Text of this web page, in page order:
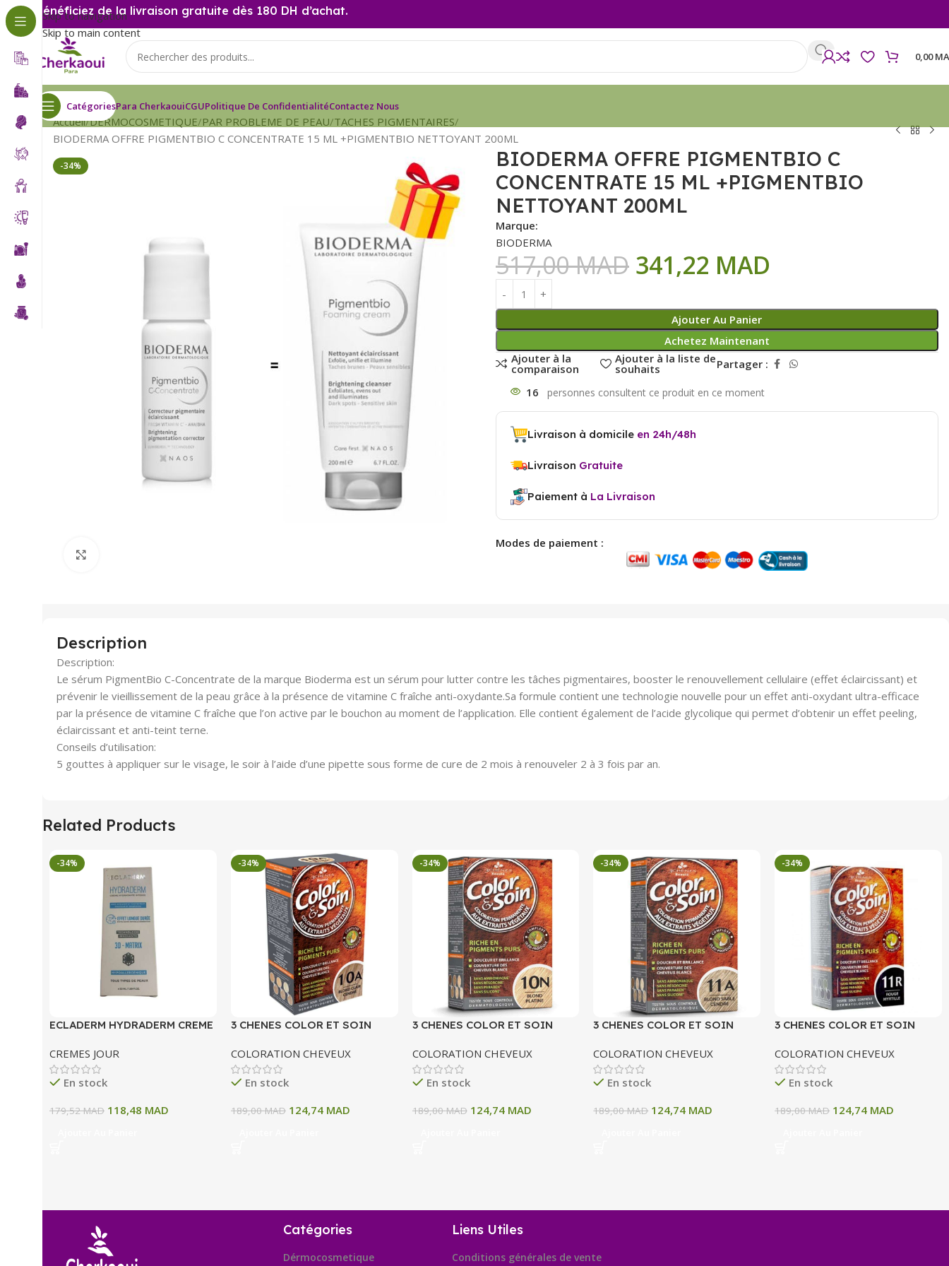
Skip to navigation
Skip to main content
Bénéficiez de la livraison gratuite dès 180 DH d’achat.
0,00
CatégoriesPara CherkaouiCGUPolitique De ConfidentialitéContactez Nous
Accueil DERMOCOSMETIQUE PAR PROBLEME DE PEAU TACHES PIGMENTAIRES
BIODERMA OFFRE PIGMENTBIO C CONCENTRATE 15 ML +PIGMENTBIO NETTOYANT 200ML
-34%
BIODERMA OFFRE PIGMENTBIO C
CONCENTRATE 15 ML +PIGMENTBIO
NETTOYANT 200ML
Marque:
BIODERMA
517,00MAD 341,22 MAD
Ajouter Au Panier
Achetez Maintenant
Ajouter à la
comparaison
Ajouter à la liste de
souhaits
Partager :
16
Livraison à domicile en 24h/48h
Livraison Gratuite
Paiement à La Livraison
Modes de paiement :
Description
Description:
Le sérum PigmentBio C-Concentrate de la marque Bioderma est un sérum pour lutter contre les tâches pigmentaires, booster le renouvellement cellulaire (effet éclaircissant) et
prévenir le vieillissement de la peau grâce à la présence de vitamine C fraîche anti-oxydante.Sa formule contient une technologie nouvelle pour un effet anti-oxydant ultra-efficace
par la présence de vitamine C fraîche que l’on active par le bouchon au moment de l’application. Elle contient également de l’acide glycolique qui permet d’obtenir un effet peeling,
éclaircissant et anti-teint terne.
Conseils d’utilisation:
5 gouttes à appliquer sur le visage, le soir à l’aide d’une pipette sous forme de cure de 2 mois à renouveler 2 à 3 fois par an.
Related Products
-34%
ECLADERM HYDRADERM CREME
ML
CREMES JOUR
En stock
179,52MAD 118,48 MAD
-34%
3 CHENES COLOR ET SOIN
A BLOND CLAIR CENDRE 135 ML
COLORATION CHEVEUX
En stock
189,00MAD 124,74 MAD
-34%
3 CHENES COLOR ET SOIN
N BLOND PATINE 135 ML
COLORATION CHEVEUX
En stock
189,00MAD 124,74 MAD
-34%
3 CHENES COLOR ET SOIN
11A BLOND SABLE CENDRE 135
ML
COLORATION CHEVEUX
En stock
189,00MAD 124,74 MAD
-34%
3 CHENES COLOR ET SOIN
11R ROUGE MYRTILLE 135 ML
COLORATION CHEVEUX
En stock
189,00MAD 124,74 MAD
Catégories
Dérmocosmetique
Liens Utiles
Conditions générales de vente